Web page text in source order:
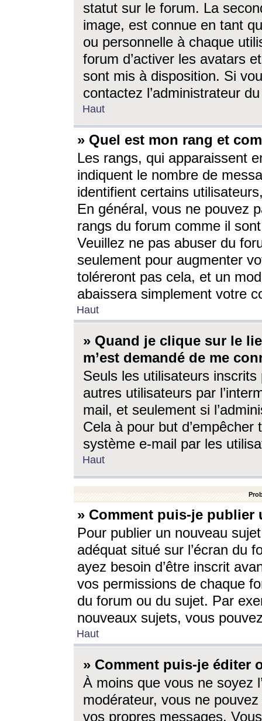
statut sur le forum. La
image, est connue en tant
ou personnelle à chaque
forum d’activer les avatars
sont mis à disposition. Si
contactez l’administrateur
Haut
» Quel est mon rang et
Les rangs, qui apparaissent
indiquent le nombre de
identifient certains
En général, vous ne pouvez
rangs du forum comme il
Veuillez ne pas abuser du
seulement pour augmenter
toléreront pas cela, et un
abaissera simplement votre
Haut
» Quand je clique sur le
m’est demandé de me
Seuls les utilisateurs
autres utilisateurs par
mail, et seulement si
Cela à pour but
système e-mail par les
Haut
» Comment puis-je
Pour publier un nouveau
adéquat situé sur l’écran du
ayez besoin d’être inscrit
vos permissions de chaque
du forum ou du sujet. Par
nouveaux sujets, vous
Haut
» Comment puis-je éditer
À moins que vous ne soyez
modérateur, vous ne
vos propres messages.